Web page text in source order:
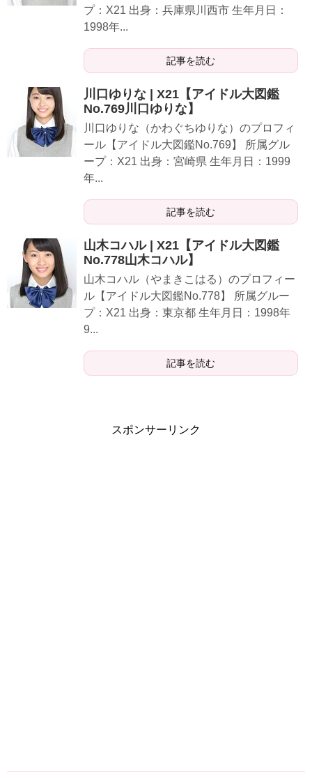
プ：X21 出身：兵庫県川西市 生年月日：
1998年...
記事を読む
川口ゆりな | X21【アイドル大図鑑
No.769川口ゆりな】
川口ゆりな（かわぐちゆりな）のプロフィ
ール【アイドル大図鑑No.769】 所属グル
ープ：X21 出身：宮崎県 生年月日：1999
年...
記事を読む
山木コハル | X21【アイドル大図鑑
No.778山木コハル】
山木コハル（やまきこはる）のプロフィー
ル【アイドル大図鑑No.778】 所属グルー
プ：X21 出身：東京都 生年月日：1998年
9...
記事を読む
スポンサーリンク